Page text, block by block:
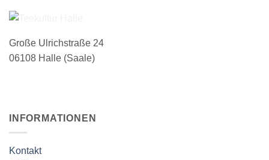
Große Ulrichstraße 24
06108 Halle (Saale)
INFORMATIONEN
Kontakt